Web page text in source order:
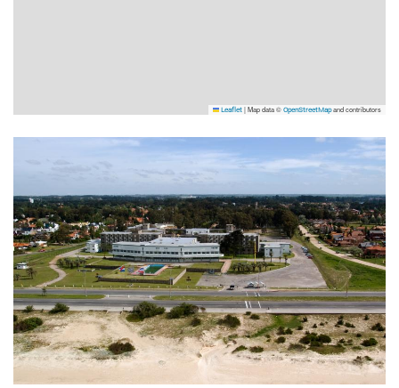
Leaflet |Map data © OpenStreetMapand contributors